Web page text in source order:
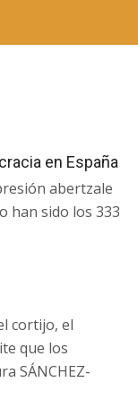
en España
abertzale
han sido los 333
cortijo, el
que los
SÁNCHEZ-